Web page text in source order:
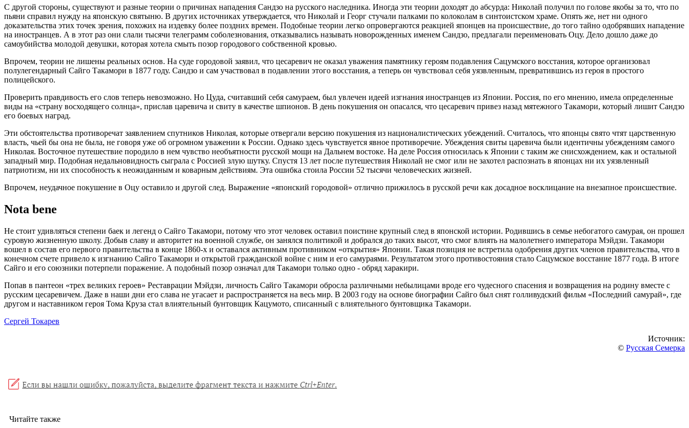
С другой стороны, существуют и разные теории о причинах нападения Сандзо на русского наследника. Иногда эти теории доходят до абсурда: Николай получил по голове якобы за то, что по
пьяни справил нужду на японскую святыню. В других источниках утверждается, что Николай и Георг стучали палками по колоколам в синтоистском храме. Опять же, нет ни одного
доказательства этих точек зрения, похожих на издевку более поздних времен. Подобные теории легко опровергаются реакцией японцев на происшествие, до того тайно одобрявших нападение
на иностранцев. А в этот раз они слали тысячи телеграмм соболезнования, отказывались называть новорожденных именем Сандзо, предлагали переименовать Оцу. Дело дошло даже до
самоубийства молодой девушки, которая хотела смыть позор городового собственной кровью.
Впрочем, теории не лишены реальных основ. На суде городовой заявил, что цесаревич не оказал уважения памятнику героям подавления Сацумского восстания, которое организовал
полулегендарный Сайго Такамори в 1877 году. Сандзо и сам участвовал в подавлении этого восстания, а теперь он чувствовал себя уязвленным, превратившись из героя в простого
полицейского.
Проверить правдивость его слов теперь невозможно. Но Цуда, считавший себя самураем, был увлечен идеей изгнания иностранцев из Японии. Россия, по его мнению, имела определенные
виды на «страну восходящего солнца», прислав царевича и свиту в качестве шпионов. В день покушения он опасался, что цесаревич привез назад мятежного Такамори, который лишит Сандзо
его боевых наград.
Эти обстоятельства противоречат заявлением спутников Николая, которые отвергали версию покушения из националистических убеждений. Считалось, что японцы свято чтят царственную
власть, чьей бы она не была, не говоря уже об огромном уважении к России. Однако здесь чувствуется явное противоречие. Убеждения свиты царевича были идентичны убеждениям самого
Николая. Восточное путешествие породило в нем чувство необъятности русской мощи на Дальнем востоке. На деле Россия относилась к Японии с таким же снисхождением, как и остальной
западный мир. Подобная недальновидность сыграла с Россией злую шутку. Спустя 13 лет после путешествия Николай не смог или не захотел распознать в японцах ни их уязвленный
патриотизм, ни их способность к неожиданным и коварным действиям. Эта ошибка стоила России 52 тысячи человеческих жизней.
Впрочем, неудачное покушение в Оцу оставило и другой след. Выражение «японский городовой» отлично прижилось в русской речи как досадное восклицание на внезапное происшествие.
Nota bene
Не стоит удивляться степени баек и легенд о Сайго Такамори, потому что этот человек оставил поистине крупный след в японской истории. Родившись в семье небогатого самурая, он прошел
суровую жизненную школу. Добыв славу и авторитет на военной службе, он занялся политикой и добрался до таких высот, что смог влиять на малолетнего императора Мэйдзи. Такамори
вошел в состав его первого правительства в конце 1860-х и оставался активным противником «открытия» Японии. Такая позиция не встретила одобрения других членов правительства, что в
конечном счете привело к изгнанию Сайго Такамори и открытой гражданской войне с ним и его самураями. Результатом этого противостояния стало Сацумское восстание 1877 года. В итоге
Сайго и его союзники потерпели поражение. А подобный позор означал для Такамори только одно - обряд харакири.
Попав в пантеон «трех великих героев» Реставрации Мэйдзи, личность Сайго Такамори обросла различными небылицами вроде его чудесного спасения и возвращения на родину вместе с
русским цесаревичем. Даже в наши дни его слава не угасает и распространяется на весь мир. В 2003 году на основе биографии Сайго был снят голливудский фильм «Последний самурай», где
другом и наставником героя Тома Круза стал влиятельный бунтовщик Кацумото, списанный с влиятельного бунтовщика Такамори.
Сергей Токарев
Источник:
© Русская Семерка
Читайте также